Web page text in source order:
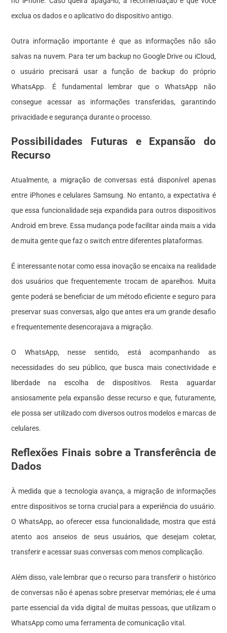
exclua os dados e o aplicativo do dispositivo antigo.
Outra informação importante é que as informações não são
salvas na nuvem. Para ter um backup no Google Drive ou iCloud,
o usuário precisará usar a função de backup do próprio
WhatsApp. É fundamental lembrar que o WhatsApp não
consegue acessar as informações transferidas, garantindo
privacidade e segurança durante o processo.
Possibilidades Futuras e Expansão do
Recurso
Atualmente, a migração de conversas está disponível apenas
entre iPhones e celulares Samsung. No entanto, a expectativa é
que essa funcionalidade seja expandida para outros dispositivos
Android em breve. Essa mudança pode facilitar ainda mais a vida
de muita gente que faz o switch entre diferentes plataformas.
É interessante notar como essa inovação se encaixa na realidade
dos usuários que frequentemente trocam de aparelhos. Muita
gente poderá se beneficiar de um método eficiente e seguro para
preservar suas conversas, algo que antes era um grande desafio
e frequentemente desencorajava a migração.
O WhatsApp, nesse sentido, está acompanhando as
necessidades do seu público, que busca mais conectividade e
liberdade na escolha de dispositivos. Resta aguardar
ansiosamente pela expansão desse recurso e que, futuramente,
ele possa ser utilizado com diversos outros modelos e marcas de
celulares.
Reflexões Finais sobre a Transferência de
Dados
À medida que a tecnologia avança, a migração de informações
entre dispositivos se torna crucial para a experiência do usuário.
O WhatsApp, ao oferecer essa funcionalidade, mostra que está
atento aos anseios de seus usuários, que desejam coletar,
transferir e acessar suas conversas com menos complicação.
Além disso, vale lembrar que o recurso para transferir o histórico
de conversas não é apenas sobre preservar memórias; ele é uma
parte essencial da vida digital de muitas pessoas, que utilizam o
WhatsApp como uma ferramenta de comunicação vital.